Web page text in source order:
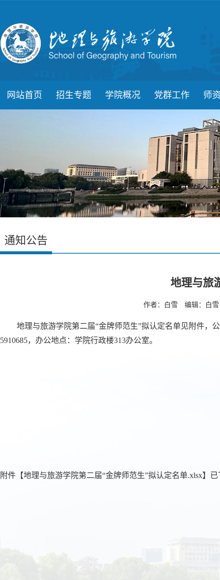
网站首页 招生专题 学院概况 党群工作 师
通知公告
地理与旅
作者：白雪 编辑：白
地理与旅游学院第二届“金牌师范生”拟认定名单见附件，
5910685，办公地点：学院行政楼313办公室。
附件【地理与旅游学院第二届“金牌师范生”拟认定名单.xlsx】已